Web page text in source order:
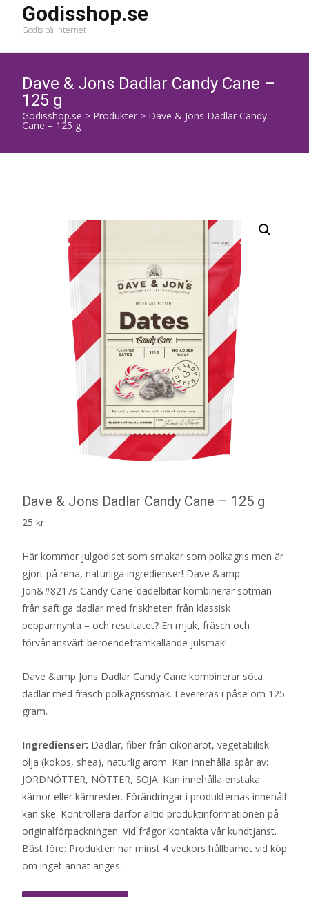
Godisshop.se
Godis på internet
Dave & Jons Dadlar Candy Cane –
125 g
Godisshop.se > Produkter > Dave & Jons Dadlar Candy
Cane – 125 g
Dave & Jons Dadlar Candy Cane – 125 g
25 kr
Här kommer julgodiset som smakar som polkagris men är
gjort på rena, naturliga ingredienser! Dave &amp
Jon&#8217s Candy Cane-dadelbitar kombinerar sötman
från saftiga dadlar med friskheten från klassisk
pepparmynta – och resultatet? En mjuk, fräsch och
förvånansvärt beroendeframkallande julsmak!
Dave &amp Jons Dadlar Candy Cane kombinerar söta
dadlar med fräsch polkagrissmak. Levereras i påse om 125
gram.
Ingredienser: Dadlar, fiber från cikoriarot, vegetabilisk
olja (kokos, shea), naturlig arom. Kan innehålla spår av:
JORDNÖTTER, NÖTTER, SOJA. Kan innehålla enstaka
kärnor eller kärnrester. Förändringar i produkternas innehåll
kan ske. Kontrollera därför alltid produktinformationen på
originalförpackningen. Vid frågor kontakta vår kundtjänst.
Bäst före: Produkten har minst 4 veckors hållbarhet vid köp
om inget annat anges.